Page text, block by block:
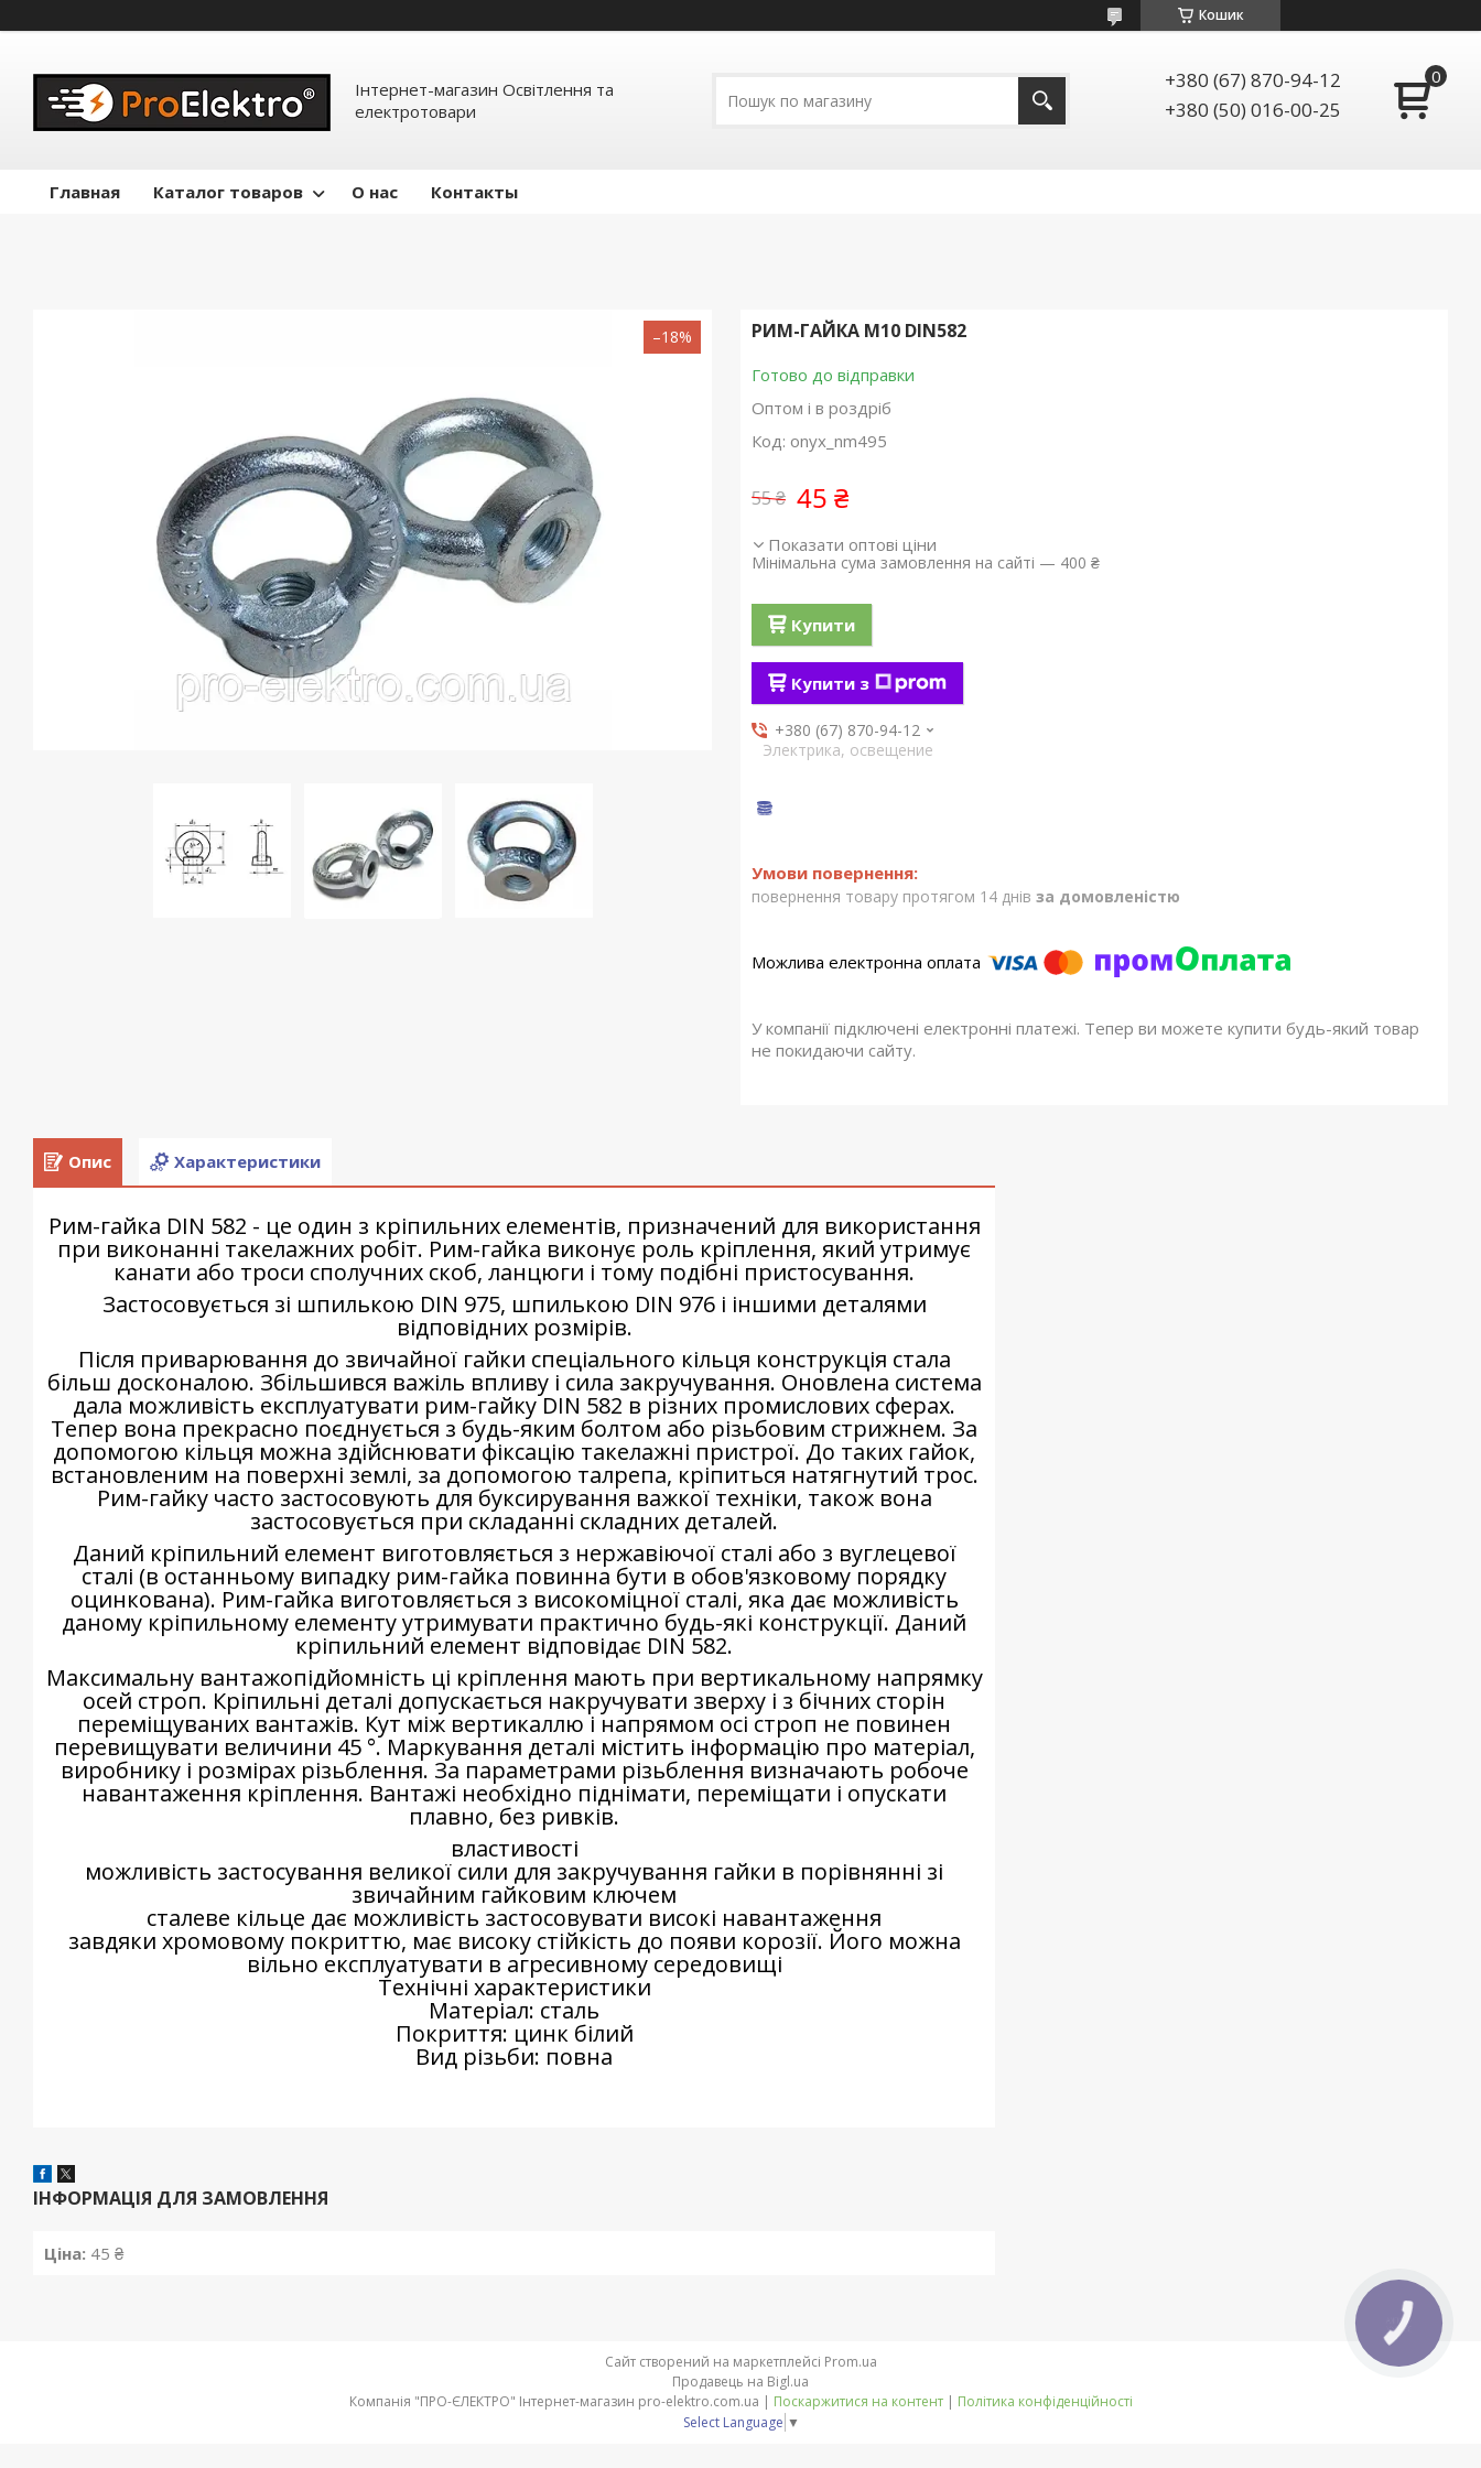
Кошик
Інтернет-магазин Освітлення та
електротовари
+380 (67) 870-94-12
+380 (50) 016-00-25
Главная Каталог товаров О нас Контакты
–18% РИМ-ГАЙКА М10 DIN582
Готово до відправки
Оптом і в роздріб
Код: onyx_nm495
55 ₴ 45 ₴
Показати оптові ціни
Мінімальна сума замовлення на сайті — 400 ₴
Купити
Купити з
+380 (67) 870-94-12
Электрика, освещение
повернення товару протягом 14 днів за домовленістю
У компанії підключені електронні платежі. Тепер ви можете купити будь-який товар
не покидаючи сайту.
Опис Характеристики
Рим-гайка DIN 582 - це один з кріпильних елементів, призначений для використання
при виконанні такелажних робіт. Рим-гайка виконує роль кріплення, який утримує
канати або троси сполучних скоб, ланцюги і тому подібні пристосування.
Застосовується зі шпилькою DIN 975, шпилькою DIN 976 і іншими деталями
відповідних розмірів.
Після приварювання до звичайної гайки спеціального кільця конструкція стала
більш досконалою. Збільшився важіль впливу і сила закручування. Оновлена ​​система
дала можливість експлуатувати рим-гайку DIN 582 в різних промислових сферах.
Тепер вона прекрасно поєднується з будь-яким болтом або різьбовим стрижнем. За
допомогою кільця можна здійснювати фіксацію такелажні пристрої. До таких гайок,
встановленим на поверхні землі, за допомогою талрепа, кріпиться натягнутий трос.
Рим-гайку часто застосовують для буксирування важкої техніки, також вона
застосовується при складанні складних деталей.
Даний кріпильний елемент виготовляється з нержавіючої сталі або з вуглецевої
сталі (в останньому випадку рим-гайка повинна бути в обов'язковому порядку
оцинкована). Рим-гайка виготовляється з високоміцної сталі, яка дає можливість
даному кріпильному елементу утримувати практично будь-які конструкції. Даний
кріпильний елемент відповідає DIN 582.
Максимальну вантажопідйомність ці кріплення мають при вертикальному напрямку
осей строп. Кріпильні деталі допускається накручувати зверху і з бічних сторін
переміщуваних вантажів. Кут між вертикаллю і напрямом осі строп не повинен
перевищувати величини 45 °. Маркування деталі містить інформацію про матеріал,
виробнику і розмірах різьблення. За параметрами різьблення визначають робоче
навантаження кріплення. Вантажі необхідно піднімати, переміщати і опускати
плавно, без ривків.
властивості
можливість застосування великої сили для закручування гайки в порівнянні зі
звичайним гайковим ключем
сталеве кільце дає можливість застосовувати високі навантаження
завдяки хромовому покриттю, має високу стійкість до появи корозії. Його можна
вільно експлуатувати в агресивному середовищі
Технічні характеристики
Матеріал: сталь
Покриття: цинк білий
Вид різьби: повна
ІНФОРМАЦІЯ ДЛЯ ЗАМОВЛЕННЯ
Ціна: 45 ₴
Сайт створений на маркетплейсі Prom.ua
Продавець на Bigl.ua
Компанія "ПРО-ЄЛЕКТРО" Інтернет-магазин pro-elektro.com.ua | Поскаржитися на контент | Політика конфіденційності
Select Language ▼
КНОПКА
ЗВ'ЯЗКУ